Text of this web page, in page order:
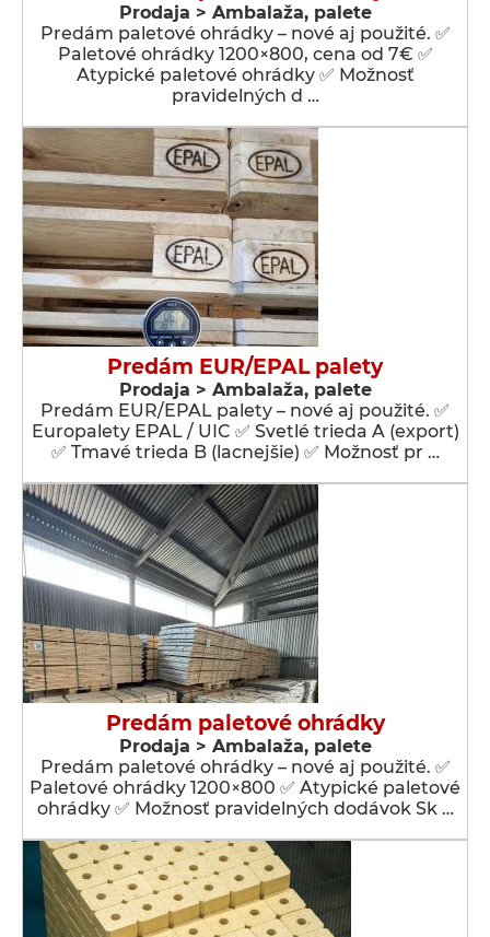
Prodaja > Ambalaža, palete
Predám paletové ohrádky – nové aj použité. ✅
Paletové ohrádky 1200×800, cena od 7€ ✅
Atypické paletové ohrádky ✅ Možnosť
pravidelných d …
Predám EUR/EPAL palety
Prodaja > Ambalaža, palete
Predám EUR/EPAL palety – nové aj použité. ✅
Europalety EPAL / UIC ✅ Svetlé trieda A (export)
✅ Tmavé trieda B (lacnejšie) ✅ Možnosť pr …
Predám paletové ohrádky
Prodaja > Ambalaža, palete
Predám paletové ohrádky – nové aj použité. ✅
Paletové ohrádky 1200×800 ✅ Atypické paletové
ohrádky ✅ Možnosť pravidelných dodávok Sk …